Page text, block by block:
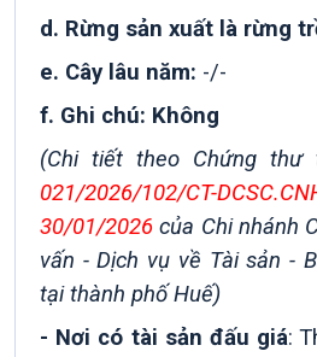
d. Rừng sản xuất là rừng
e. Cây lâu năm: -/-
f. Ghi chú: Không
(Chi tiết theo Chứng thư
021/2026/102/CT-
30/01/2026của Chi nhánh
vấn - Dịch vụ về Tài sản -
tại thành phố Huế)
- Nơi có tài sản đấu giá: